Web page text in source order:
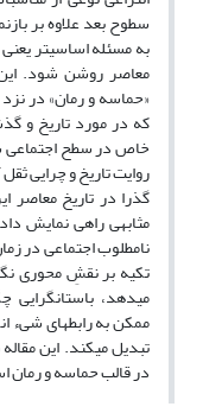
سطوح بعد علاوه بر
به مسئله اساسی­تر
معاصر روشن شود. این
«حماسه و رمان» در نزد
که در مورد تاریخ و
خاص در سطح اجتماعی
روایت تاریخ و چرایی
گذرا در تاریخ معاصر
مثابه­ی راهی نمایش
نامطلوب اجتماعی در
تکیه بر نقشِ محوری
می­دهد، باستان­گرایی
ممکن به رابطه­ای شیء
تبدیل می­کند. این
در قالب حماسه و رمان